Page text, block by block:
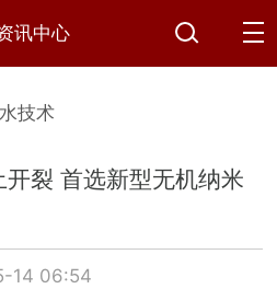
讯中心
技术
裂 首选新型无机纳米
14 06:54